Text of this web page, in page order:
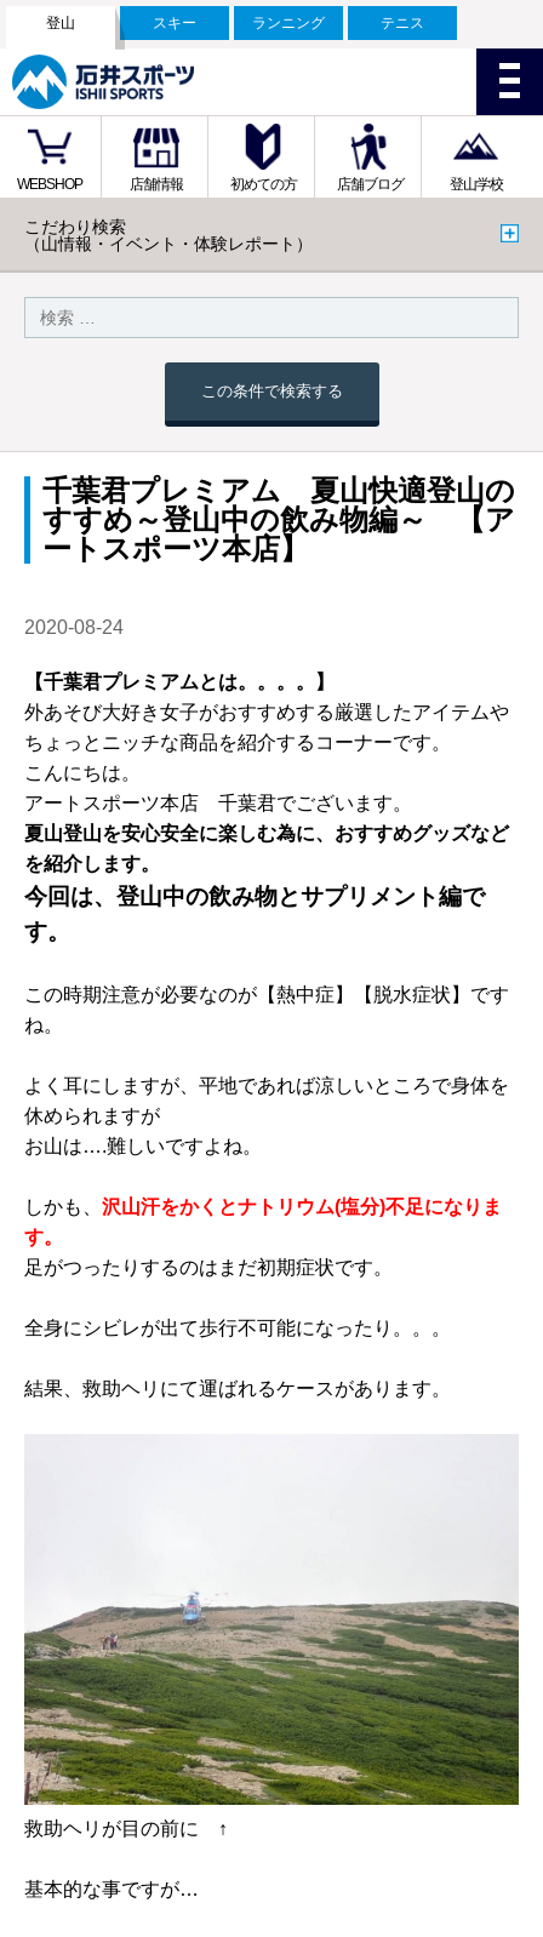
登山 スキー ランニング テニス
WEBSHOP 店舗情報 初めての方 店舗ブログ 登山学校
こだわり検索
（山情報・イベント・体験レポート）
この条件で検索する
千葉君プレミアム 夏山快適登山の
すすめ～登山中の飲み物編～ 【ア
ートスポーツ本店】
2020-08-24
【千葉君プレミアムとは。。。。】
外あそび大好き女子がおすすめする厳選したアイテムや
ちょっとニッチな商品を紹介するコーナーです。
こんにちは。
アートスポーツ本店 千葉君でございます。
夏山登山を安心安全に楽しむ為に、おすすめグッズなど
を紹介します。
今回は、登山中の飲み物とサプリメント編で
す。
この時期注意が必要なのが【熱中症】【脱水症状】です
ね。
よく耳にしますが、平地であれば涼しいところで身体を
休められますが
お山は….難しいですよね。
しかも、 沢山汗をかくとナトリウム(塩分)不足になりま
す。
足がつったりするのはまだ初期症状です。
全身にシビレが出て歩行不可能になったり。。。
結果、救助ヘリにて運ばれるケースがあります。
救助ヘリが目の前に ↑
基本的な事ですが…